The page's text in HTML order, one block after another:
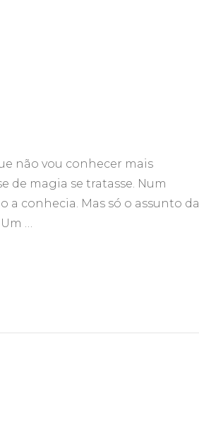
não vou conhecer mais
de magia se tratasse. Num
a conhecia. Mas só o assunto da
…